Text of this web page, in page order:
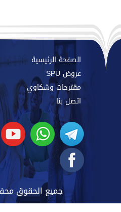
الصفحة الرئيسية
عروض SPU
مقترحات وشكاوي
اتصل بنا
جميع الحقوق